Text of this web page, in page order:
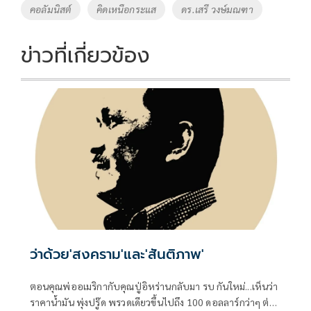
k k
Tags
คอลัมนิสต์ คิดเหนือกระแส ดร.เสรี วงษ์มณฑา
ข่าวที่เกี่ยวข้อง
ว่าด้วย'สงคราม'และ'สันติภาพ'
ตอนคุณพ่ออเมริกากับคุณปู่อิหร่านกลับมา รบ กันใหม่...เห็นว่า
ราคาน้ำมัน พุ่งปรู๊ด พรวดเดียวขึ้นไปถึง 100 ดอลลาร์กว่าๆ ต่อ